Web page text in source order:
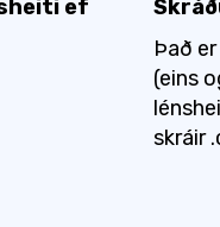
ef
Það
(eins
skráir